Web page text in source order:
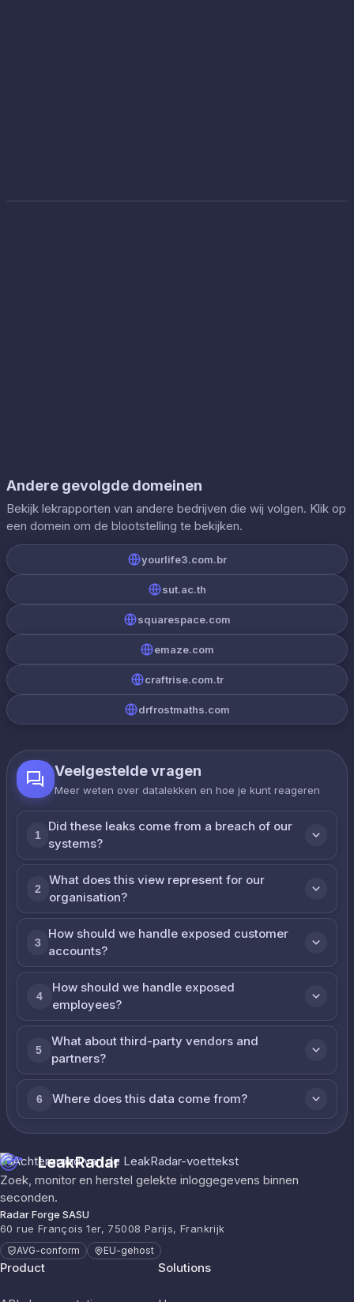
Andere gevolgde domeinen
Bekijk lekrapporten van andere bedrijven die wij volgen. Klik op
een domein om de blootstelling te bekijken.
yourlife3.com.br
sut.ac.th
squarespace.com
emaze.com
craftrise.com.tr
drfrostmaths.com
Veelgestelde vragen
Meer weten over datalekken en hoe je kunt reageren
1
Did these leaks come from a breach of our
systems?
2
What does this view represent for our
organisation?
3
How should we handle exposed customer
accounts?
4
How should we handle exposed
employees?
5
What about third-party vendors and
partners?
6 Where does this data come from?
LeakRadar
Zoek, monitor en herstel gelekte inloggegevens binnen
seconden.
Radar Forge SASU
60 rue François 1er, 75008 Parijs, Frankrijk
AVG-conform EU-gehost
Product Solutions